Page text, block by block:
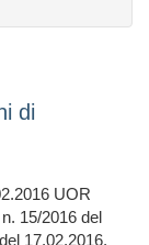
di
UOR
15/2016 del
17.02.2016,